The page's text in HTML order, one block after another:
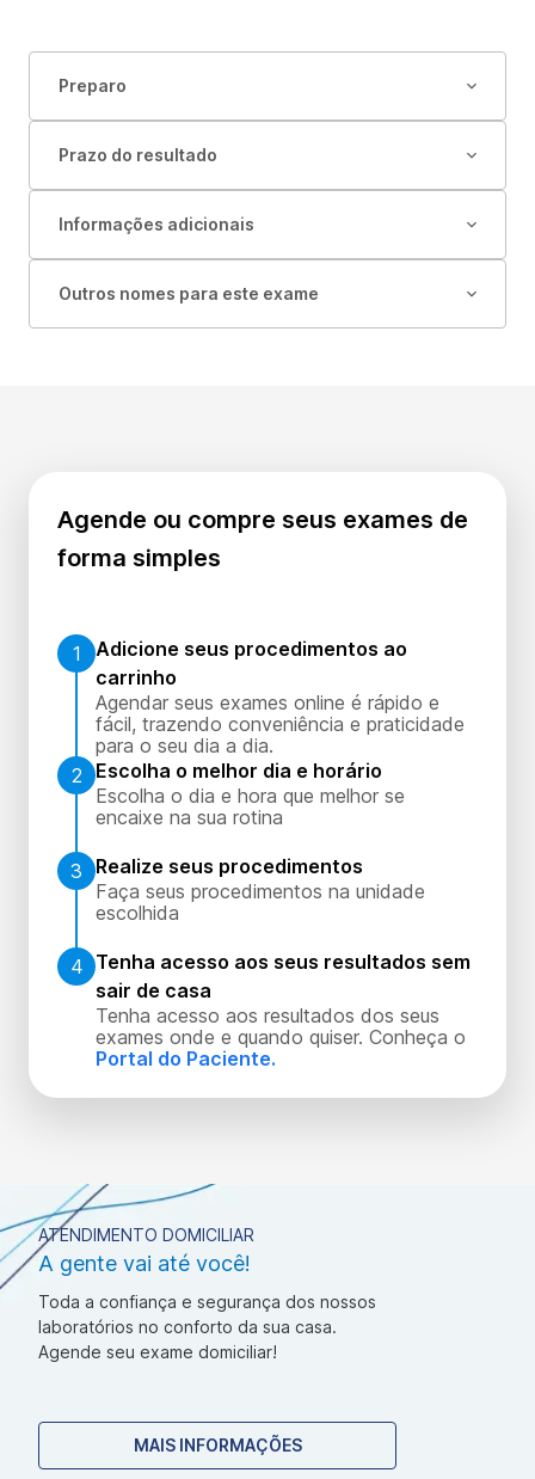
Preparo
Prazo do resultado
Informações adicionais
Outros nomes para este exame
Agende ou compre seus exames de
forma simples
1
Adicione seus procedimentos ao
carrinho
Agendar seus exames online é rápido e
fácil, trazendo conveniência e praticidade
para o seu dia a dia.
2
Escolha o melhor dia e horário
Escolha o dia e hora que melhor se
encaixe na sua rotina
3
Realize seus procedimentos
Faça seus procedimentos na unidade
escolhida
4 Tenha acesso aos seus resultados sem
sair de casa
Tenha acesso aos resultados dos seus
exames onde e quando quiser. Conheça o
Portal do Paciente.
ATENDIMENTO DOMICILIAR
A gente vai até você!
Toda a confiança e segurança dos nossos
laboratórios no conforto da sua casa.
Agende seu exame domiciliar!
MAIS INFORMAÇÕES